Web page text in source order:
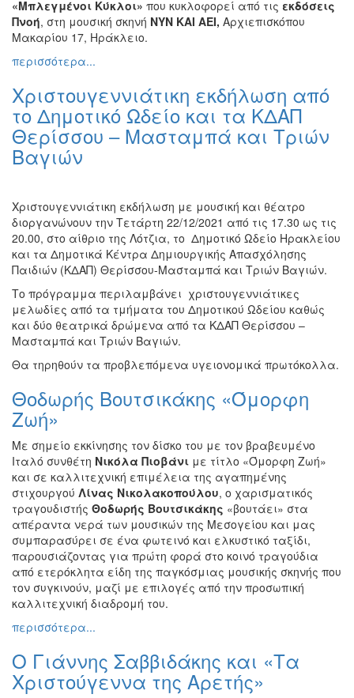
«Μπλεγμένοι Κύκλοι» που κυκλοφορεί από τις εκδόσεις
Πνοή, στη μουσική σκηνή ΝΥΝ ΚΑΙ ΑΕΙ, Αρχιεπισκόπου
Μακαρίου 17, Ηράκλειο.
περισσότερα...
Χριστουγεννιάτικη εκδήλωση από
το Δημοτικό Ωδείο και τα ΚΔΑΠ
Θερίσσου – Μασταμπά και Τριών
Βαγιών
Χριστουγεννιάτικη εκδήλωση με μουσική και θέατρο
διοργανώνουν την Τετάρτη 22/12/2021 από τις 17.30 ως τις
20.00, στο αίθριο της Λότζια, το Δημοτικό Ωδείο Ηρακλείου
και τα Δημοτικά Κέντρα Δημιουργικής Απασχόλησης
Παιδιών (ΚΔΑΠ) Θερίσσου-Μασταμπά και Τριών Βαγιών.
Το πρόγραμμα περιλαμβάνει χριστουγεννιάτικες
μελωδίες από τα τμήματα του Δημοτικού Ωδείου καθώς
και δύο θεατρικά δρώμενα από τα ΚΔΑΠ Θερίσσου –
Μασταμπά και Τριών Βαγιών.
Θα τηρηθούν τα προβλεπόμενα υγειονομικά πρωτόκολλα.
Θοδωρής Βουτσικάκης «Όμορφη
Ζωή»
Με σημείο εκκίνησης τον δίσκο του με τον βραβευμένο
Ιταλό συνθέτη Νικόλα Πιοβάνι με τίτλο «Όμορφη Ζωή»
και σε καλλιτεχνική επιμέλεια της αγαπημένης
στιχουργού Λίνας Νικολακοπούλου, ο χαρισματικός
τραγουδιστής Θοδωρής Βουτσικάκης «βουτάει» στα
απέραντα νερά των μουσικών της Μεσογείου και μας
συμπαρασύρει σε ένα φωτεινό και ελκυστικό ταξίδι,
παρουσιάζοντας για πρώτη φορά στο κοινό τραγούδια
από ετερόκλητα είδη της παγκόσμιας μουσικής σκηνής που
τον συγκινούν, μαζί με επιλογές από την προσωπική
καλλιτεχνική διαδρομή του.
περισσότερα...
Ο Γιάννης Σαββιδάκης και «Τα
Χριστούγεννα της Αρετής»